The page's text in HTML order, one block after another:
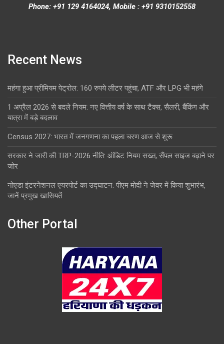
Phone: +91 129 4164024, Mobile : +91 9310152558
Recent News
महंगा हुआ प्रीमियम पेट्रोल: 160 रुपये लीटर पहुंचा, ATF और LPG भी महंगे
1 अप्रैल 2026 से बदले नियम: नए वित्तीय वर्ष के साथ टैक्स, सैलरी, बैंकिंग और
यात्रा में बड़े बदलाव
Census 2027: भारत में जनगणना का पहला चरण आज से शुरू
सरकार ने जारी की TRP-2026 नीति: ऑडिट नियम सख्त, सैंपल साइज बढ़ाने पर
जोर
नोएडा इंटरनेशनल एयरपोर्ट का उद्घाटन: पीएम मोदी ने जेवर में किया शुभारंभ,
जानें प्रमुख खासियतें
Other Portal